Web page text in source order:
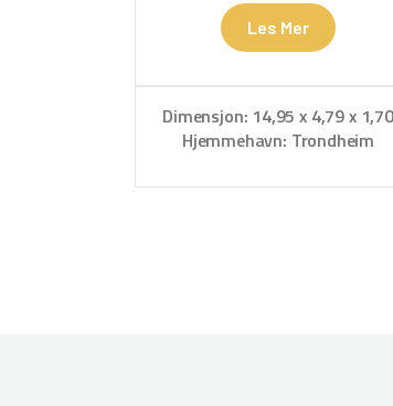
Les Mer
Dimensjon: 14,95 x 4,79 x 1,70
Hjemmehavn: Trondheim